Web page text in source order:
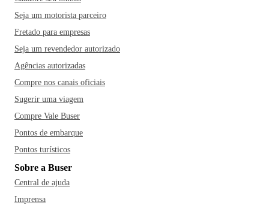
Seja um motorista parceiro
Fretado para empresas
Seja um revendedor autorizado
Agências autorizadas
Compre nos canais oficiais
Sugerir uma viagem
Compre Vale Buser
Pontos de embarque
Pontos turísticos
Sobre a Buser
Central de ajuda
Imprensa